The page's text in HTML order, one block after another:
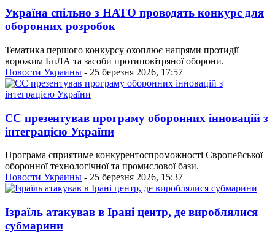
Україна спільно з НАТО проводять конкурс для
оборонних розробок
Тематика першого конкурсу охоплює напрями протидії
ворожим БпЛА та засоби протиповітряної оборони.
Новости Украины - 25 березня 2026, 17:57
ЄС презентував програму оборонних інновацій з
інтеграцією України
Програма сприятиме конкурентоспроможності Європейської
оборонної технологічної та промислової бази.
Новости Украины - 25 березня 2026, 15:37
Ізраїль атакував в Ірані центр, де вироблялися
субмарини